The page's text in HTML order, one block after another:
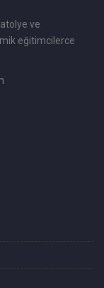
ve
eğitimcilerce